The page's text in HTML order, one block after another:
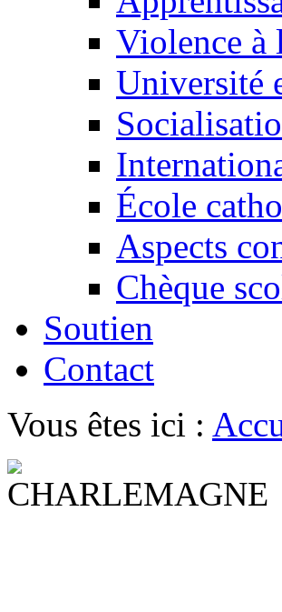
Violence à
Université
École
Aspects
Chèque
Soutien
Contact
Vous êtes ici :